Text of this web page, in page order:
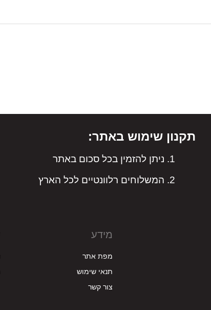
תקנון שימוש באתר:
ניתן להזמין בכל סכום באתר
המשלוחים רלוונטיים לכל הארץ
מידע
מפת אתר
תנאי שימוש
צור קשר